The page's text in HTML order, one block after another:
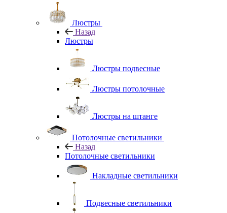
Люстры
Назад
Люстры
Люстры подвесные
Люстры потолочные
Люстры на штанге
Потолочные светильники
Назад
Потолочные светильники
Накладные светильники
Подвесные светильники